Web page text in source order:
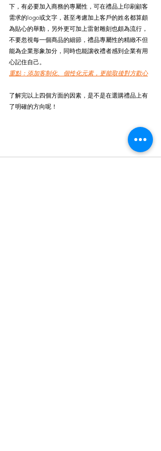
下，有必要加入商務的專屬性，可在禮品上印刷顧客
需求的logo或文字，甚至考慮加上客戶的姓名都算頗
為貼心的舉動，另外更可加上雷射雕刻也頗為流行，
不要忽視每一個商品的細節，禮品專屬性的精緻不但
能為企業形象加分，同時也能讓收禮者感到企業有用
心記住自己。
重點：添加客制化、個性化元素，更能取後對方歡心
了解完以上四個方面的因素，是不是在選購禮品上有
了明確的方向呢！